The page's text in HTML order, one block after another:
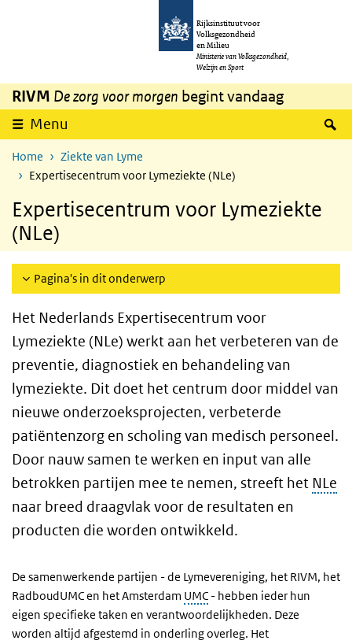
Overslaan en naar de inhoud gaan
Rijksinstituut voor
Volksgezondheid
en Milieu
Ministerie van Volksgezondheid,
Welzijn en Sport
RIVM De zorg voor morgen begint vandaag
Menu
Home
Ziekte van Lyme
Expertisecentrum voor Lymeziekte (NLe)
Expertisecentrum voor Lymeziekte
(NLe)
Pagina's in dit onderwerp
Het Nederlands Expertisecentrum voor
Lymeziekte (NLe) werkt aan het verbeteren van de
preventie, diagnostiek en behandeling van
lymeziekte. Dit doet het centrum door middel van
nieuwe onderzoeksprojecten, verbeterde
patiëntenzorg en scholing van medisch personeel.
Door nauw samen te werken en input van alle
betrokken partijen mee te nemen, streeft het NLe
naar breed draagvlak voor de resultaten en
producten die worden ontwikkeld.
De samenwerkende partijen - de Lymevereniging, het RIVM, het
RadboudUMC en het Amsterdam UMC - hebben ieder hun
eigen specifieke taken en verantwoordelijkheden. Deze
worden altijd afgestemd in onderling overleg. Het